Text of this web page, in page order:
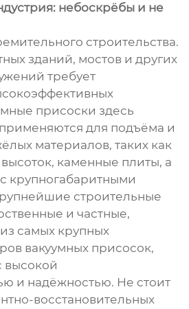
небоскрёбы и не
строительства.
зданий, мостов и других
требует
присоски здесь
для подъёма и
материалов, таких как
каменные плиты, а
крупногабаритными
строительные
и частные,
самых крупных
вакуумных присосок,
высокой
и надёжностью. Не стоит
восстановительных